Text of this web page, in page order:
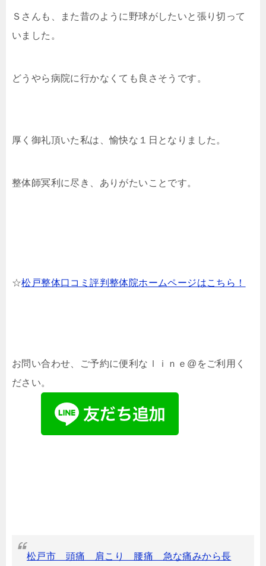
Ｓさんも、また昔のように野球がしたいと張り切って
いました。
どうやら病院に行かなくても良さそうです。
厚く御礼頂いた私は、愉快な１日となりました。
整体師冥利に尽き、ありがたいことです。
☆松戸整体口コミ評判整体院ホームページはこちら！
お問い合わせ、ご予約に便利なｌｉｎｅ@をご利用く
ださい。
松戸市 頭痛 肩こり 腰痛 急な痛みから長